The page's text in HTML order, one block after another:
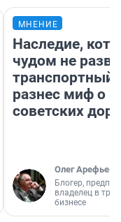
МНЕНИЕ
Наследие,
чудом не
транспортный
разнес миф о
советских
Олег Арефьев
Блогер,
владелец в
бизнесе